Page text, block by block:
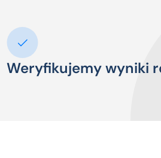
Weryfikujemy wyniki